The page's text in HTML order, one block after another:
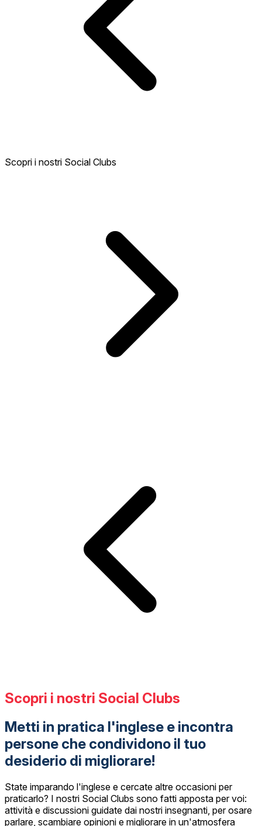
Scopri i nostri Social Clubs
Scopri i nostri Social Clubs
Metti in pratica l'inglese e incontra
persone che condividono il tuo
desiderio di migliorare!
State imparando l'inglese e cercate altre occasioni per
praticarlo? I nostri Social Clubs sono fatti apposta per voi:
attività e discussioni guidate dai nostri insegnanti, per osare
parlare, scambiare opinioni e migliorare in un'atmosfera